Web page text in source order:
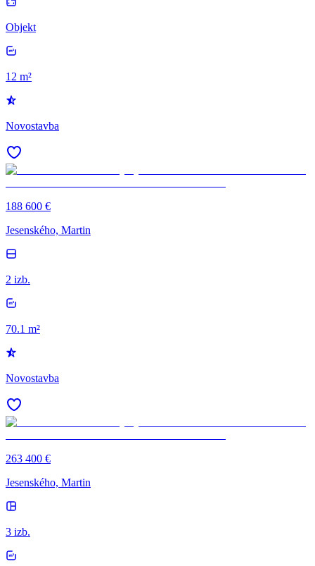
Objekt
12 m²
Novostavba
188 600 €
Jesenského, Martin
2 izb.
70.1 m²
Novostavba
263 400 €
Jesenského, Martin
3 izb.